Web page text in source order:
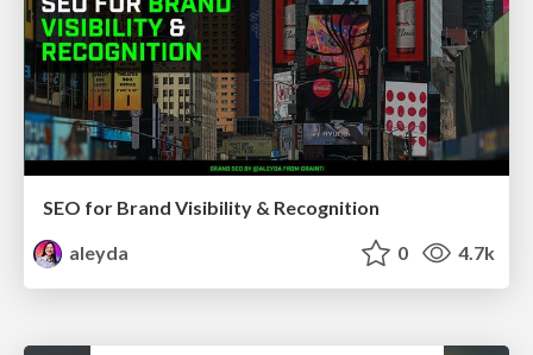
SEO for Brand Visibility & Recognition
aleyda
0 4.7k